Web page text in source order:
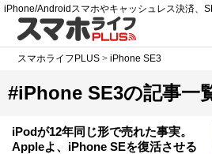
iPhone/Androidスマホやキャッシュレス決済、
スマホライフPLUS >iPhone SE3
#iPhone SE3の記事一
iPodが12年同じ形で売れた事実。
Appleよ、iPhone SEを復活させる